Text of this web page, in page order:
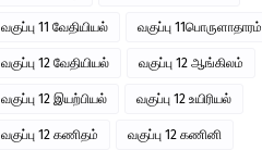
வகுப்பு 11 வேதியியல் வகுப்பு 11பொருளாதாரம்
வகுப்பு 12 வேதியியல் வகுப்பு 12 ஆங்கிலம்
வகுப்பு 12 இயற்பியல் வகுப்பு 12 உயிரியல்
வகுப்பு 12 கணிதம் வகுப்பு 12 கணினி